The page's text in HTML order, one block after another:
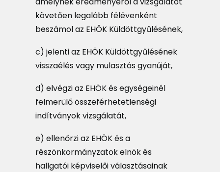
követően legalább félévenként
beszámol az EHÖK Küldöttgyűlésének,
c) jelenti az EHÖK Küldöttgyűlésének
visszaélés vagy mulasztás gyanúját,
d) elvégzi az EHÖK és egységeinél
felmerülő összeférhetetlenségi
indítványok vizsgálatát,
e) ellenőrzi az EHÖK és a
részönkormányzatok elnök és
hallgatói képviselői választásainak